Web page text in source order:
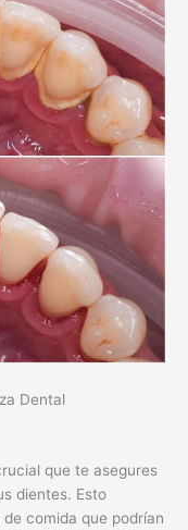
Dental
que te asegures
dientes. Esto
cepillado deficiente
atención a la línea